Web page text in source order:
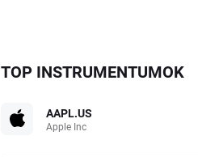
TOP INSTRUMENTUMOK
AAPL.US
Apple Inc